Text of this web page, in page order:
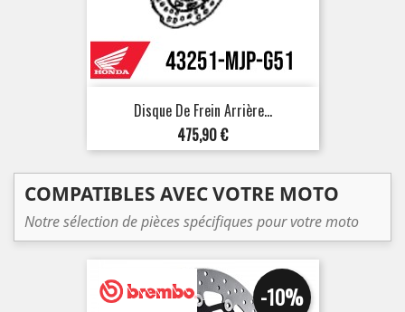
Disque De Frein Arrière...
Prix
475,90 €
COMPATIBLES AVEC VOTRE MOTO
Notre sélection de pièces spécifiques pour votre moto
-10%